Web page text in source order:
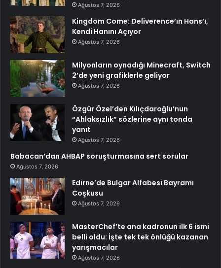
Ağustos 7, 2026
Kingdom Come: Deliverence’ın Hans’ı,
Kendi Hanını Açıyor
Ağustos 7, 2026
Milyonların oynadığı Minecraft, Switch
2’de yeni grafiklerle geliyor
Ağustos 7, 2026
Özgür Özel’den Kılıçdaroğlu’nun
“Ahlaksızlık” sözlerine aynı tonda
yanıt
Ağustos 7, 2026
Babacan’dan AHBAP soruşturmasına sert sorular
Ağustos 7, 2026
Edirne’de Bulgar Alfabesi Bayramı
Coşkusu
Ağustos 7, 2026
MasterChef’te ana kadronun ilk 6 ismi
belli oldu: İşte tek tek önlüğü kazanan
yarışmacılar
Ağustos 7, 2026